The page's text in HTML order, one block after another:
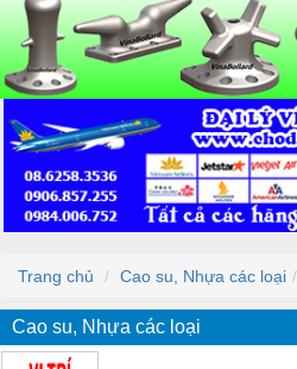
Trang chủ Cao su, Nhựa các loại
Cao su, Nhựa các loại